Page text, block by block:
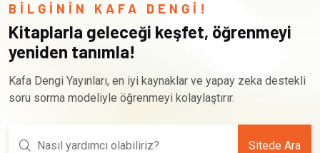
BİLGİNİN KAFA DENGİ!
Kitaplarla geleceği keşfet, öğrenmeyi
yeniden tanımla!
Kafa Dengi Yayınları, en iyi kaynaklar ve yapay zeka destekli
soru sorma modeliyle öğrenmeyi kolaylaştırır.
Sitede Ara